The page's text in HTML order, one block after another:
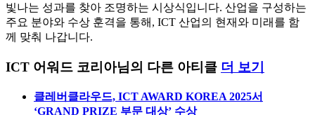
빛나는 성과를 찾아 조명하는 시상식입니다. 산업을 구성하는
주요 분야와 수상 훈격을 통해, ICT 산업의 현재와 미래를 함
께 맞춰 나갑니다.
ICT 어워드 코리아님의 다른 아티클 더 보기
클레버클라우드, ICT AWARD KOREA 2025서
‘GRAND PRIZE 부문 대상’ 수상